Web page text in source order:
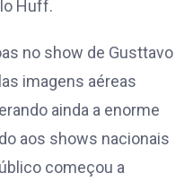
Huff.
no show de Gusttavo
imagens aéreas
ainda a enorme
aos shows nacionais
começou a